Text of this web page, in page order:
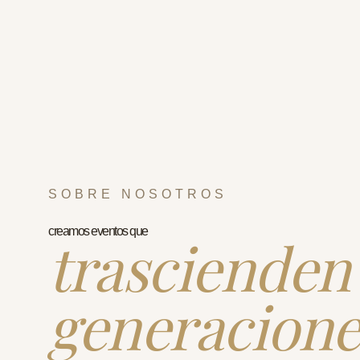
SOBRE NOSOTROS
creamos eventos que
trascienden